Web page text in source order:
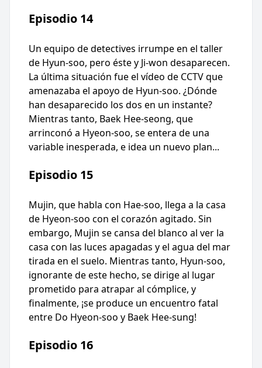
Episodio 14
Un equipo de detectives irrumpe en el taller
de Hyun-soo, pero éste y Ji-won desaparecen.
La última situación fue el vídeo de CCTV que
amenazaba el apoyo de Hyun-soo. ¿Dónde
han desaparecido los dos en un instante?
Mientras tanto, Baek Hee-seong, que
arrinconó a Hyeon-soo, se entera de una
variable inesperada, e idea un nuevo plan...
Episodio 15
Mujin, que habla con Hae-soo, llega a la casa
de Hyeon-soo con el corazón agitado. Sin
embargo, Mujin se cansa del blanco al ver la
casa con las luces apagadas y el agua del mar
tirada en el suelo. Mientras tanto, Hyun-soo,
ignorante de este hecho, se dirige al lugar
prometido para atrapar al cómplice, y
finalmente, ¡se produce un encuentro fatal
entre Do Hyeon-soo y Baek Hee-sung!
Episodio 16